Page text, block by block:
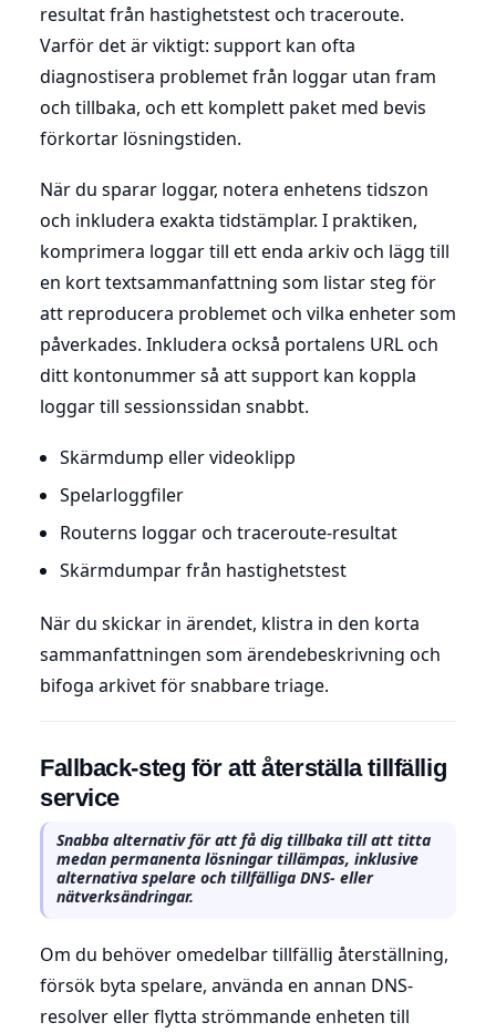
resultat från hastighetstest och traceroute.
Varför det är viktigt: support kan ofta
diagnostisera problemet från loggar utan fram
och tillbaka, och ett komplett paket med bevis
förkortar lösningstiden.
När du sparar loggar, notera enhetens tidszon
och inkludera exakta tidstämplar. I praktiken,
komprimera loggar till ett enda arkiv och lägg till
en kort textsammanfattning som listar steg för
att reproducera problemet och vilka enheter som
påverkades. Inkludera också portalens URL och
ditt kontonummer så att support kan koppla
loggar till sessionssidan snabbt.
Skärmdump eller videoklipp
Spelarloggfiler
Routerns loggar och traceroute-resultat
Skärmdumpar från hastighetstest
När du skickar in ärendet, klistra in den korta
sammanfattningen som ärendebeskrivning och
bifoga arkivet för snabbare triage.
Fallback-steg för att återställa tillfällig
service
Snabba alternativ för att få dig tillbaka till att titta
medan permanenta lösningar tillämpas, inklusive
alternativa spelare och tillfälliga DNS- eller
nätverksändringar.
Om du behöver omedelbar tillfällig återställning,
försök byta spelare, använda en annan DNS-
resolver eller flytta strömmande enheten till